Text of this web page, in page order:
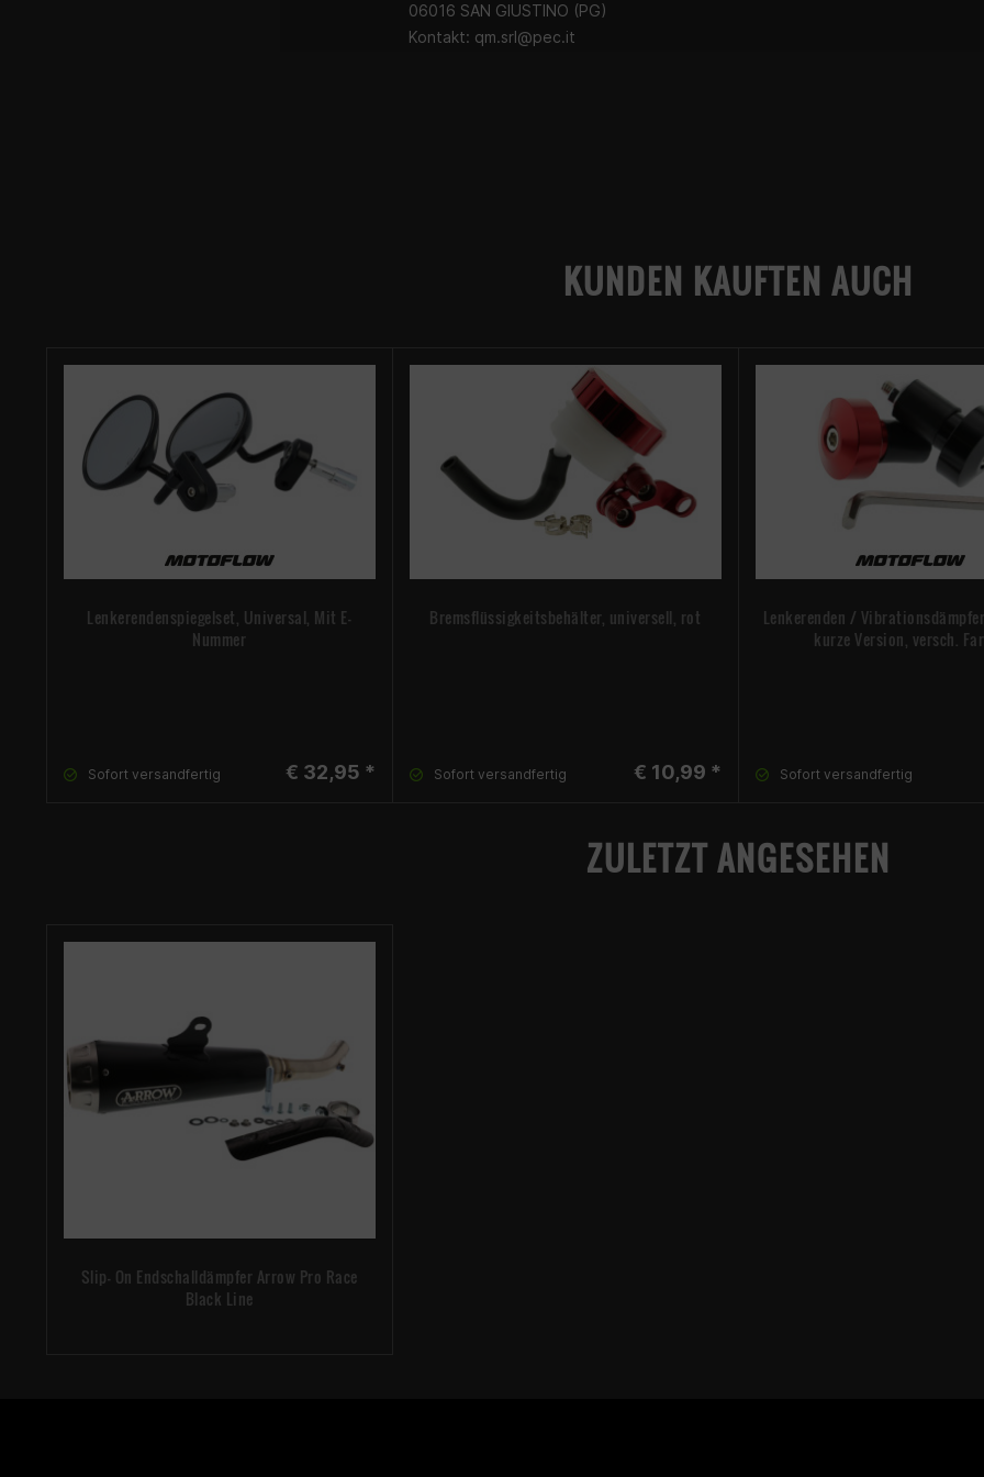
06016 SAN GIUSTINO (PG)
Kontakt: qm.srl@pec.it
KUNDEN KAUFTEN AUCH
Lenkerendenspiegelset, Universal, Mit E-
Nummer
Sofort versandfertig € 32,95 *
Bremsflüssigkeitsbehälter, universell, rot
Sofort versandfertig € 10,99 *
Lenkerenden /
kurze Version, versch.
Sofort versandfertig
ZULETZT ANGESEHEN
Slip- On Endschalldämpfer Arrow Pro Race
Black Line